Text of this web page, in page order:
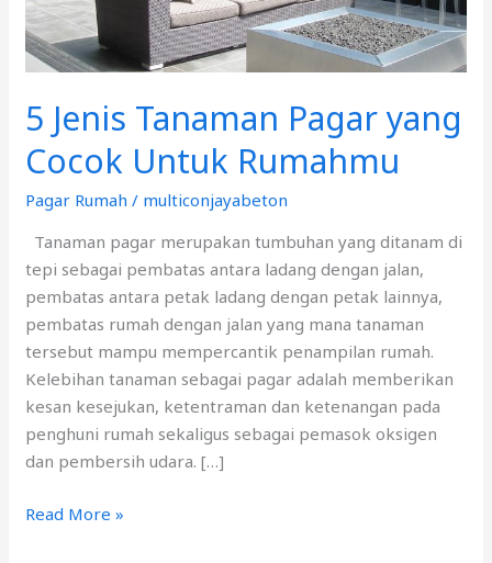
5 Jenis Tanaman Pagar yang
Cocok Untuk Rumahmu
Pagar Rumah / multiconjayabeton
Tanaman pagar merupakan tumbuhan yang ditanam di
tepi sebagai pembatas antara ladang dengan jalan,
pembatas antara petak ladang dengan petak lainnya,
pembatas rumah dengan jalan yang mana tanaman
tersebut mampu mempercantik penampilan rumah.
Kelebihan tanaman sebagai pagar adalah memberikan
kesan kesejukan, ketentraman dan ketenangan pada
penghuni rumah sekaligus sebagai pemasok oksigen
dan pembersih udara. […]
Rumahmu
Read More »